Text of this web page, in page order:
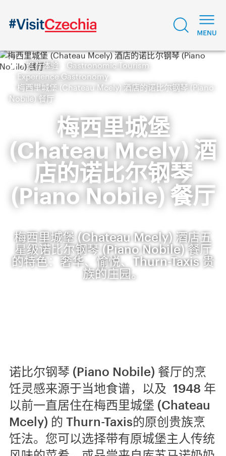
推荐体验
Gastronomic Tourism
Experience Gastronomy
梅西里城堡 (Chateau Mcely) 酒店的诺比尔钢琴 (Piano
Nobile) 餐厅
梅西里城堡
(Chateau Mcely) 酒
店的诺比尔钢琴
(Piano Nobile) 餐厅
梅西里城堡 (Chateau Mcely) 酒店五
星级诺比尔钢琴 (Piano Nobile) 餐厅
的特色：奢华、愉悦、Thurn-Taxis 贵
族的庄园。
诺比尔钢琴 (Piano Nobile) 餐厅的烹
饪灵感来源于当地食谱，以及 1948 年
以前一直居住在梅西里城堡 (Chateau
Mcely) 的 Thurn-Taxis的原创贵族烹
饪法。您可以选择带有原城堡主人传统